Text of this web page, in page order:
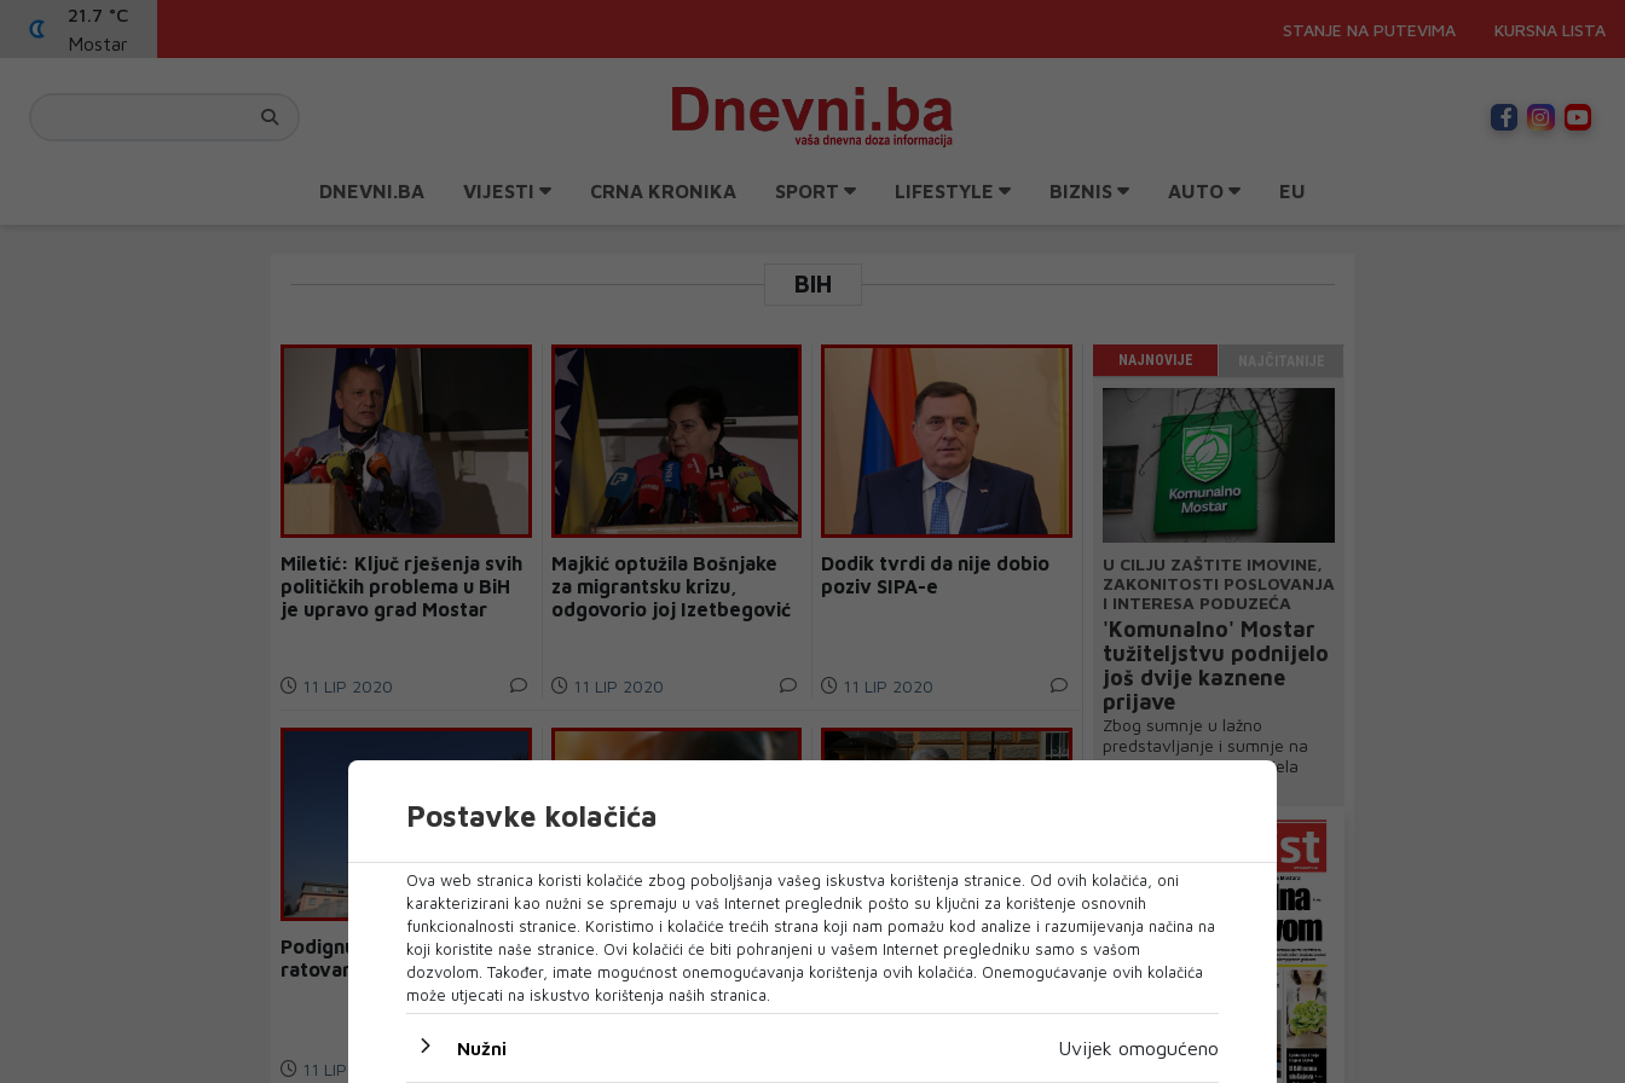
21.7 °C
Mostar
STANJE NA PUTEVIMA KURSNA LISTA
DNEVNI.BA VIJESTI CRNA KRONIKA SPORT LIFESTYLE BIZNIS AUTO EU
BIH
Miletić: Ključ rješenja svih
političkih problema u BiH
je upravo grad Mostar
11 LIP 2020
Majkić optužila Bošnjake
za migrantsku krizu,
odgovorio joj Izetbegović
11 LIP 2020
Dodik tvrdi da nije dobio
poziv SIPA-e
11 LIP 2020
Podignuta optužnica zbog
ratovanja u Siriji
11 LIP 2020
U BiH se ponovo pojavila
smrtonosna bolest
Džaferović: Vijeće
ministara bez odlaganja
budžeta
NAJNOVIJE
U CILJU ZAŠTITE IMOVINE,
ZAKONITOSTI POSLOVANJA
I INTERESA PODUZEĆA
'Komunalno' Mostar
tužiteljstvu podnijelo
još dvije kaznene
prijave
Zbog sumnje u lažno
predstavljanje i sumnje na
počinjenje kaznenih djela
Postavke kolačića
Ova web stranica koristi kolačiće zbog poboljšanja vašeg iskustva korištenja stranice. Od ovih kolačića, oni
karakterizirani kao nužni se spremaju u vaš Internet preglednik pošto su ključni za korištenje osnovnih
funkcionalnosti stranice. Koristimo i kolačiće trećih strana koji nam pomažu kod analize i razumijevanja načina na
koji koristite naše stranice. Ovi kolačići će biti pohranjeni u vašem Internet pregledniku samo s vašom
dozvolom. Također, imate mogućnost onemogućavanja korištenja ovih kolačića. Onemogućavanje ovih kolačića
može utjecati na iskustvo korištenja naših stranica.
Nužni Uvijek omogućeno